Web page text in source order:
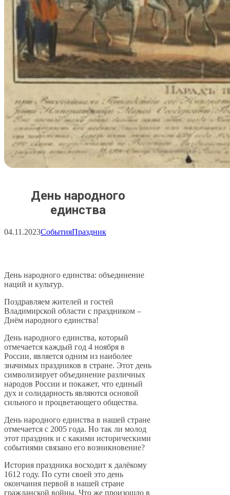
День народного
единства
04.11.2023СобытияПраздник
День народного единства: объединение
наций и культур.
Поздравляем жителей и гостей
Владимирской области с праздником –
Днём народного единства!
День народного единства, который
отмечается каждый год 4 ноября в
России, является одним из наиболее
значимых праздников в стране. Этот день
символизирует объединение различных
народов России и покажет, что единый
дух и солидарность являются основой
сильного и процветающего общества.
День народного единства в нашей стране
отмечается с 2005 года. Но так ли молод
этот праздник и с какими историческими
событиями связано его возникновение?
История праздника восходит к далёкому
1612 году. По сути своей это день
окончания первой в нашей стране
гражданской войны. Что же произошло в